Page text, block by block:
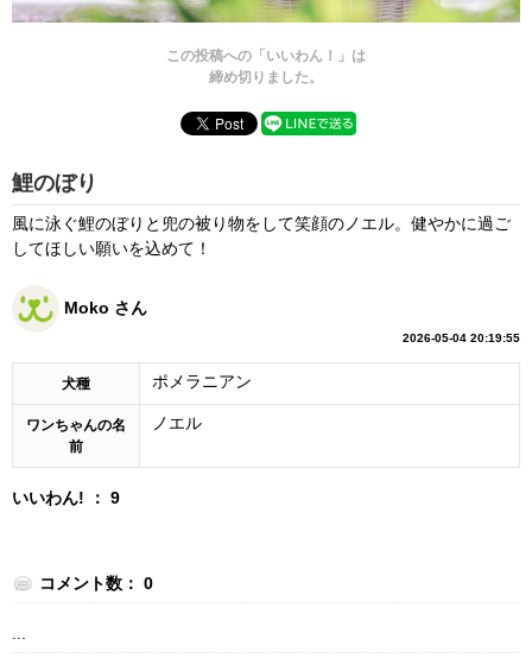
この投稿への「いいわん！」は
締め切りました。
鯉のぼり
風に泳ぐ鯉のぼりと兜の被り物をして笑顔のノエル。健やかに過ご
してほしい願いを込めて！
Moko さん
2026-05-04 20:19:55
犬種 ポメラニアン
ワンちゃんの名
前
ノエル
いいわん! ： 9
コメント数： 0